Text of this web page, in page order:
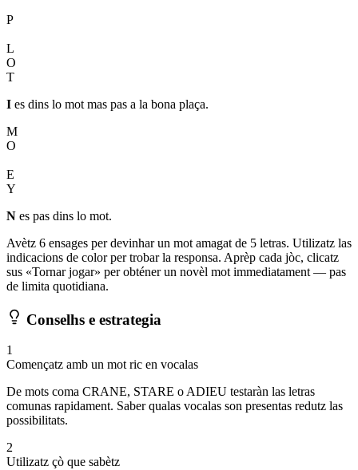
P
L
O
T
I es dins lo mot mas pas a la bona plaça.
M
O
E
Y
N es pas dins lo mot.
Avètz 6 ensages per devinhar un mot amagat de 5 letras. Utilizatz las
indicacions de color per trobar la responsa. Aprèp cada jòc, clicatz
sus «Tornar jogar» per obténer un novèl mot immediatament — pas
de limita quotidiana.
Conselhs e estrategia
1
Començatz amb un mot ric en vocalas
De mots coma CRANE, STARE o ADIEU testaràn las letras
comunas rapidament. Saber qualas vocalas son presentas redutz las
possibilitats.
2
Utilizatz çò que sabètz